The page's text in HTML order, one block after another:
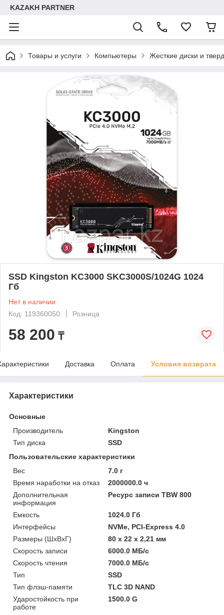
KAZAKH PARTNER
Товары и услуги Компьютеры Жесткие диски и
SSD Kingston KC3000 SKC3000S/1024G 1024
Гб
Нет в наличии
Код: 119360050
Розница
58 200 ₸
Доставка Оплата Условия возврата
Характеристики
Основные
Производитель
Kingston
Тип диска
SSD
Пользовательские характеристики
Вес
7.0 г
Время наработки на отказ
2000000.0 ч
Дополнительная
информация
Ресурс записи TBW 800
Емкость
1024.0 Гб
Интерфейсы
NVMe, PCI-Express 4.0
Размеры (ШхВхГ)
80 x 22 x 2,21 мм
Скорость записи
6000.0 МБ/с
Скорость чтения
7000.0 МБ/с
Тип
SSD
Тип флэш-памяти
TLC 3D NAND
Ударостойкость при
работе
1500.0 G